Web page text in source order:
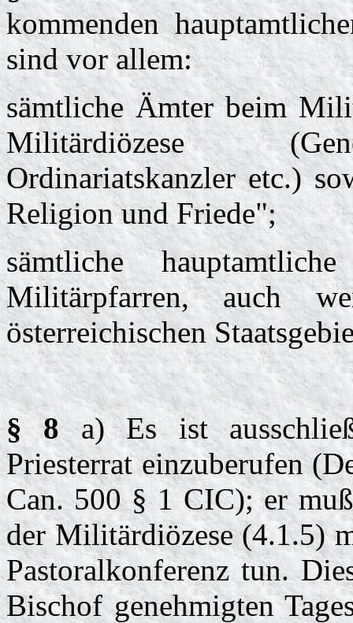
kommenden
sind vor allem:
sämtliche Ämter beim
Militärdiözese
Ordinariatskanzler etc.)
Religion und Friede";
sämtliche
Militärpfarren, auch
österreichischen
§ 8a) Es ist
Priesterrat einzuberufen
Can. 500 § 1 CIC); er
der Militärdiözese (4.1.5)
Pastoralkonferenz tun.
Bischof genehmigten